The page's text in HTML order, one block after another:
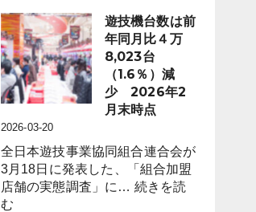
界
（4
度）
to
Offer
First-
Ever
On-
Floor
Trials
to
Attract
Anime
遊技機台数は前
年同月比４万
8,023台
（1.6％）減
少 2026年2
月末時点
2026-03-20
全日本遊技事業協同組合連合会が
3月18日に発表した、「組合加盟
店舗の実態調査」に… 続きを読
む: